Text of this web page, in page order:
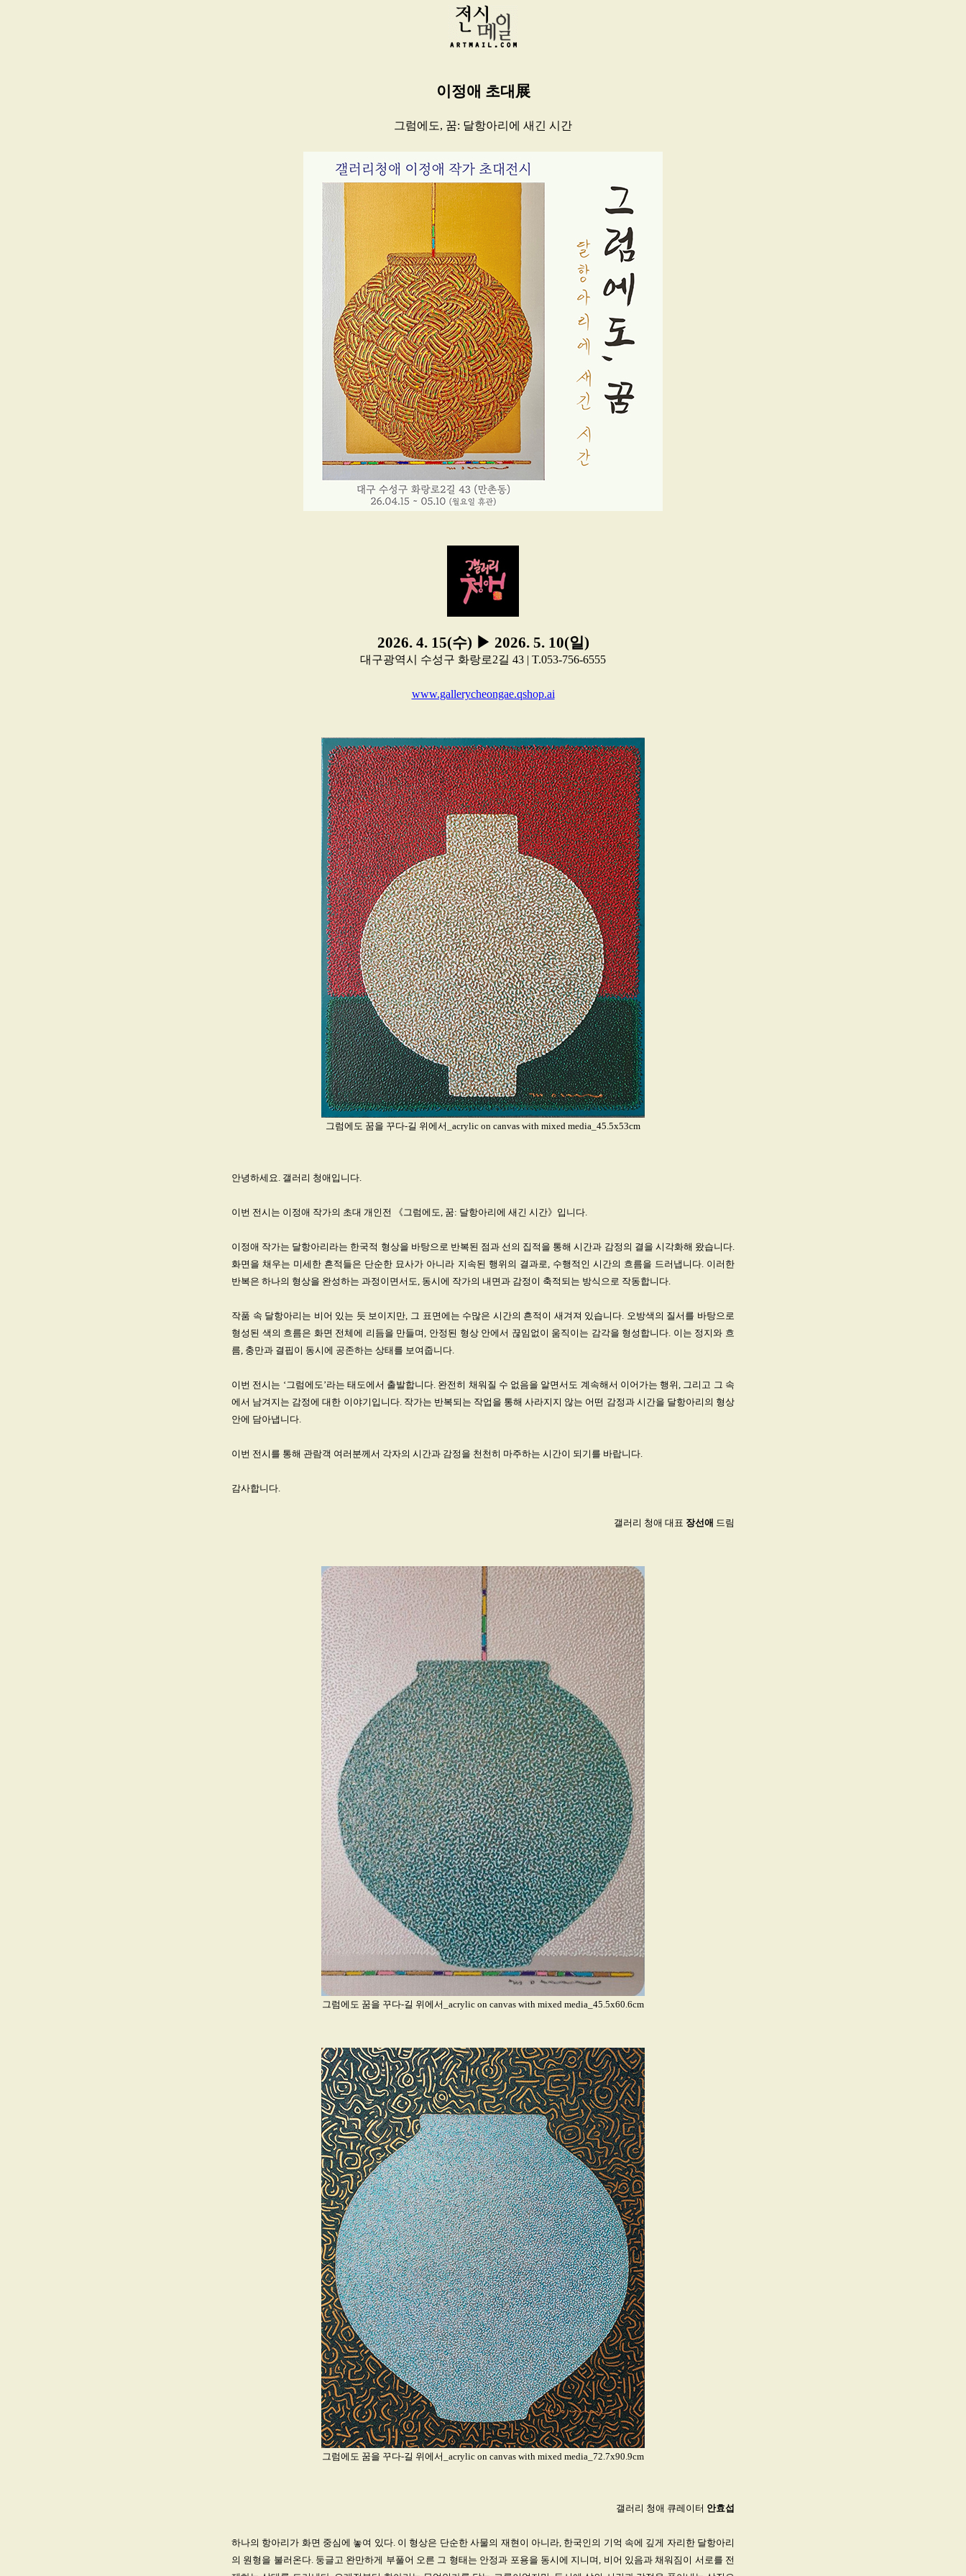
이정애 초대展
그럼에도, 꿈: 달항아리에 새긴 시간
2026. 4. 15(수) ▶ 2026. 5. 10(일)
대구광역시 수성구 화랑로2길 43 | T.053-756-6555
www.gallerycheongae.qshop.ai
그럼에도 꿈을 꾸다-길 위에서_acrylic on canvas with mixed media_45.5x53cm
안녕하세요. 갤러리 청애입니다.
이번 전시는 이정애 작가의 초대 개인전 《그럼에도, 꿈: 달항아리에 새긴 시간》입니다.
이정애 작가는 달항아리라는 한국적 형상을 바탕으로 반복된 점과 선의 집적을 통해 시간과 감정의 결을 시각화해 왔습니다.
화면을 채우는 미세한 흔적들은 단순한 묘사가 아니라 지속된 행위의 결과로, 수행적인 시간의 흐름을 드러냅니다. 이러한
반복은 하나의 형상을 완성하는 과정이면서도, 동시에 작가의 내면과 감정이 축적되는 방식으로 작동합니다.
작품 속 달항아리는 비어 있는 듯 보이지만, 그 표면에는 수많은 시간의 흔적이 새겨져 있습니다. 오방색의 질서를 바탕으로
형성된 색의 흐름은 화면 전체에 리듬을 만들며, 안정된 형상 안에서 끊임없이 움직이는 감각을 형성합니다. 이는 정지와 흐
름, 충만과 결핍이 동시에 공존하는 상태를 보여줍니다.
이번 전시는 ‘그럼에도’라는 태도에서 출발합니다. 완전히 채워질 수 없음을 알면서도 계속해서 이어가는 행위, 그리고 그 속
에서 남겨지는 감정에 대한 이야기입니다. 작가는 반복되는 작업을 통해 사라지지 않는 어떤 감정과 시간을 달항아리의 형상
안에 담아냅니다.
이번 전시를 통해 관람객 여러분께서 각자의 시간과 감정을 천천히 마주하는 시간이 되기를 바랍니다.
감사합니다.
갤러리 청애 대표 장선애 드림
그럼에도 꿈을 꾸다-길 위에서_acrylic on canvas with mixed media_45.5x60.6cm
그럼에도 꿈을 꾸다-길 위에서_acrylic on canvas with mixed media_72.7x90.9cm
갤러리 청애 큐레이터 안효섭
하나의 항아리가 화면 중심에 놓여 있다. 이 형상은 단순한 사물의 재현이 아니라, 한국인의 기억 속에 깊게 자리한 달항아리
의 원형을 불러온다. 둥글고 완만하게 부풀어 오른 그 형태는 안정과 포용을 동시에 지니며, 비어 있음과 채워짐이 서로를 전